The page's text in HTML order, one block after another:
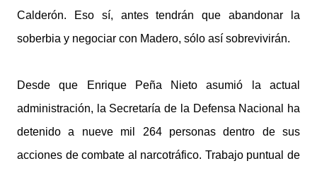
Calderón. Eso sí, antes tendrán que abandonar la
soberbia y negociar con Madero, sólo así sobrevivirán.
Desde que Enrique Peña Nieto asumió la actual
administración, la Secretaría de la Defensa Nacional ha
detenido a nueve mil 264 personas dentro de sus
acciones de combate al narcotráfico. Trabajo puntual de